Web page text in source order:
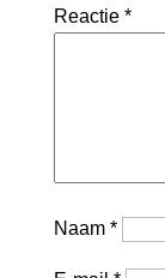
Reactie *
Naam *